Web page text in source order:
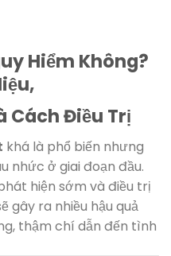
Hiểm Không?
Cách Điều Trị
khá là phổ biến nhưng
nhức ở giai đoạn đầu.
hiện sớm và điều trị
gây ra nhiều hậu quả
thậm chí dẫn đến tình